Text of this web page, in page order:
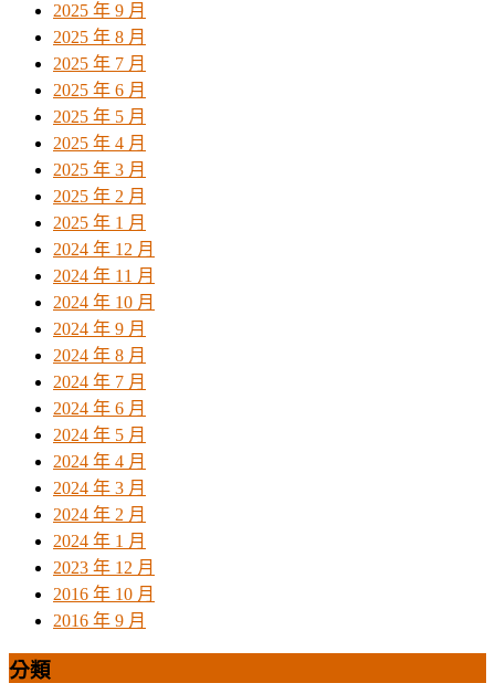
2025 年 9 月
2025 年 8 月
2025 年 7 月
2025 年 6 月
2025 年 5 月
2025 年 4 月
2025 年 3 月
2025 年 2 月
2025 年 1 月
2024 年 12 月
2024 年 11 月
2024 年 10 月
2024 年 9 月
2024 年 8 月
2024 年 7 月
2024 年 6 月
2024 年 5 月
2024 年 4 月
2024 年 3 月
2024 年 2 月
2024 年 1 月
2023 年 12 月
2016 年 10 月
2016 年 9 月
分類